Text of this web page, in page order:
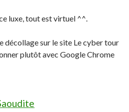
luxe, tout est virtuel ^^.
décollage sur le site Le cyber tour
plutôt avec Google Chrome